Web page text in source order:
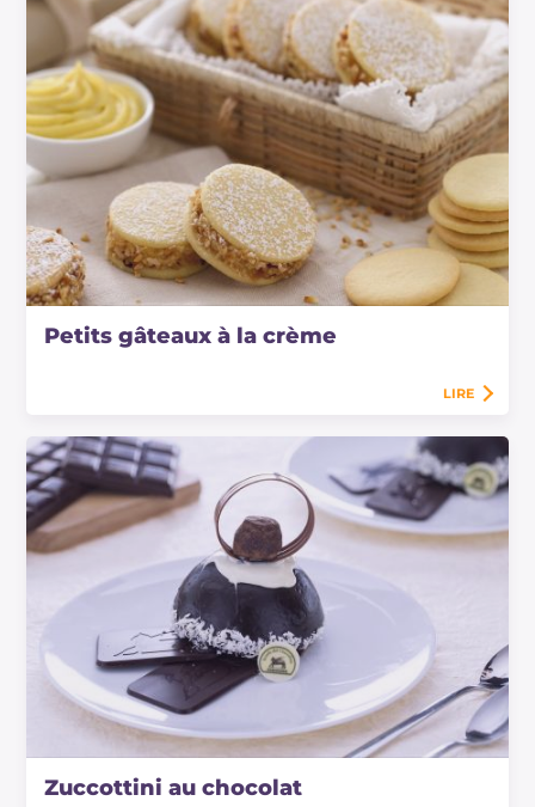
Petits gâteaux à la crème
LIRE
Zuccottini au chocolat